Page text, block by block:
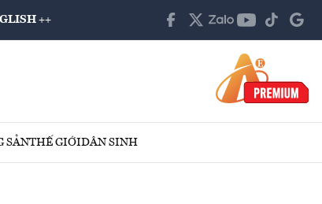
++
SẢNTHẾ GIỚIDÂN SINH